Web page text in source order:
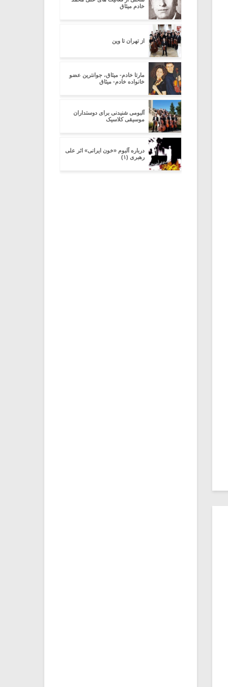
خادم میثاق
از تهران تا وین
مارتا خادم- میثاق، جوانترین عضو
خانواده خادم- میثاق
آلبومی شنیدنی برای دوستداران
موسیقی کلاسیک
درباره آلبوم «خون ایرانی» اثر علی
رهبری (۱)